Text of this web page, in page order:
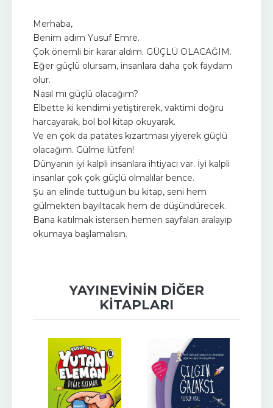
Merhaba,
Benim adım Yusuf Emre.
Çok önemli bir karar aldım. GÜÇLÜ OLACAĞIM.
Eğer güçlü olursam, insanlara daha çok faydam
olur.
Nasıl mı güçlü olacağım?
Elbette ki kendimi yetiştirerek, vaktimi doğru
harcayarak, bol bol kitap okuyarak.
Ve en çok da patates kızartması yiyerek güçlü
olacağım. Gülme lütfen!
Dünyanın iyi kalpli insanlara ihtiyacı var. İyi kalpli
insanlar çok çok güçlü olmalılar bence.
Şu an elinde tuttuğun bu kitap, seni hem
gülmekten bayıltacak hem de düşündürecek.
Bana katılmak istersen hemen sayfaları aralayıp
okumaya başlamalısın.
YAYINEVININ DIĞER
KITAPLARI